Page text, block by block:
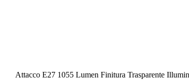
Attacco E27 1055 Lumen Finitura Trasparente